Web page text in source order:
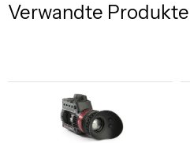
Verwandte Produkte